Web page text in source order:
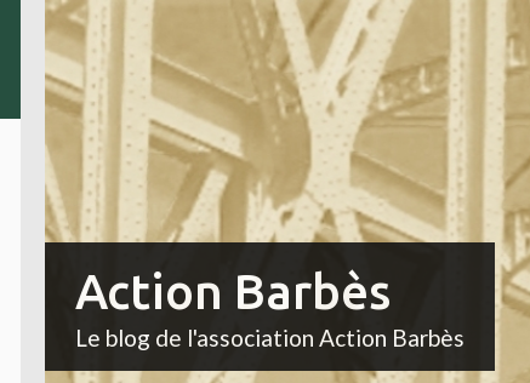
Action Barbès
Le blog de l'association Action Barbès